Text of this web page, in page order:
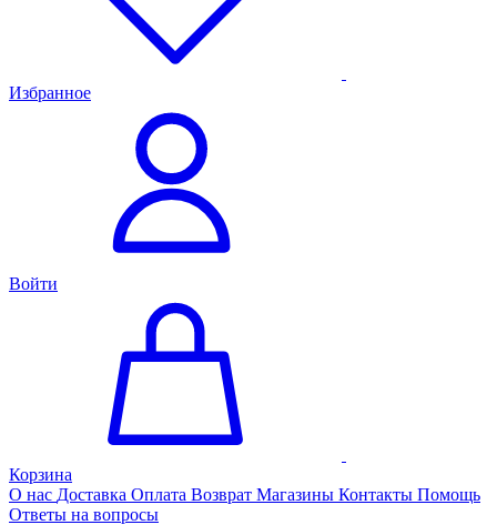
Избранное
Войти
Корзина
О нас Доставка Оплата Возврат Магазины Контакты Помощь
Ответы на вопросы